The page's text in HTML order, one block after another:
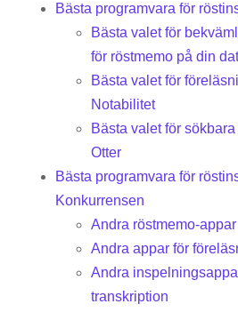
Bästa programvara för
Bästa valet för
för röstmemo på din
Bästa valet för
Notabilitet
Bästa valet för
Otter
Bästa programvara för
Konkurrensen
Andra röstmemo-appar
Andra appar för
Andra
transkription